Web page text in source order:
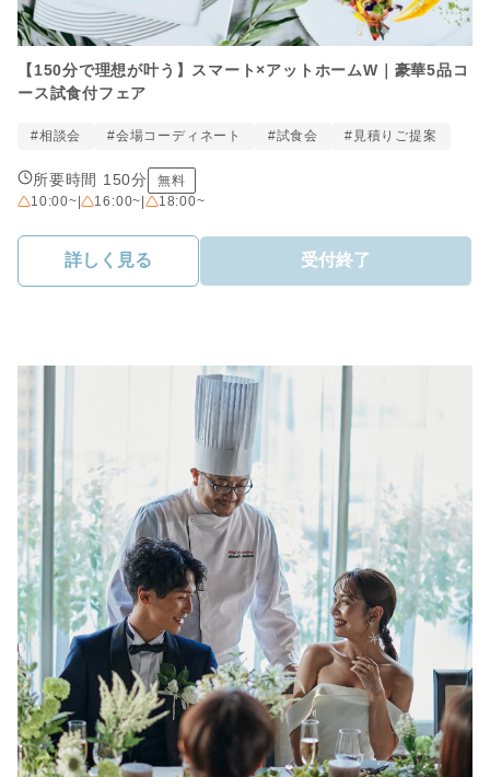
【150分で理想が叶う】スマート×アットホームW｜豪華5品コ
ース試食付フェア
#相談会 #会場コーディネート #試食会 #見積りご提案
所要時間 150分
無料
10:00~| 16:00~| 18:00~
詳しく見る 受付終了